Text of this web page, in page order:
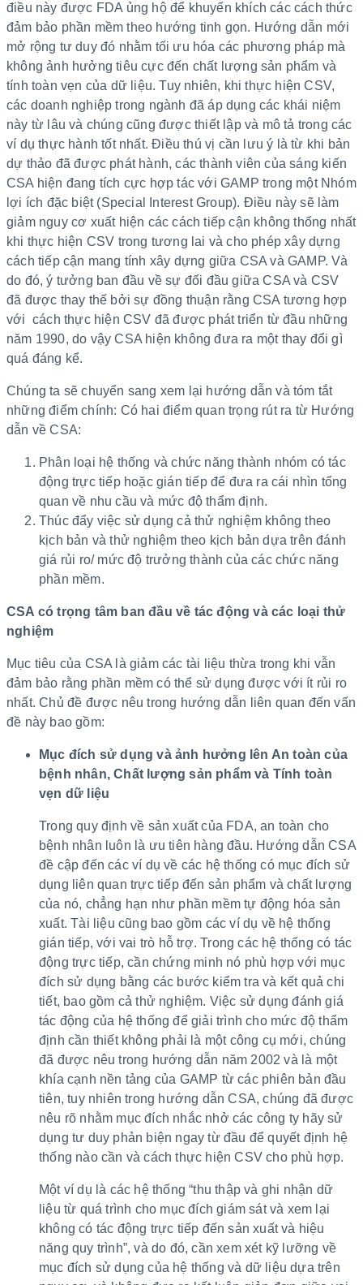
điều này được FDA ủng hộ để khuyến khích các cách thức
đảm bảo phần mềm theo hướng tinh gọn. Hướng dẫn mới
mở rộng tư duy đó nhằm tối ưu hóa các phương pháp mà
không ảnh hưởng tiêu cực đến chất lượng sản phẩm và
tính toàn vẹn của dữ liệu. Tuy nhiên, khi thực hiện CSV,
các doanh nghiệp trong ngành đã áp dụng các khái niệm
này từ lâu và chúng cũng được thiết lập và mô tả trong các
ví dụ thực hành tốt nhất. Điều thú vị cần lưu ý là từ khi bản
dự thảo đã được phát hành, các thành viên của sáng kiến
CSA hiện đang tích cực hợp tác với GAMP trong một Nhóm
lợi ích đặc biệt (Special Interest Group). Điều này sẽ làm
giảm nguy cơ xuất hiện các cách tiếp cận không thống nhất
khi thực hiện CSV trong tương lai và cho phép xây dựng
cách tiếp cận mang tính xây dựng giữa CSA và GAMP. Và
do đó, ý tưởng ban đầu về sự đối đầu giữa CSA và CSV
đã được thay thế bởi sự đồng thuận rằng CSA tương hợp
với cách thực hiện CSV đã được phát triển từ đầu những
năm 1990, do vậy CSA hiện không đưa ra một thay đổi gì
quá đáng kể.
Chúng ta sẽ chuyển sang xem lại hướng dẫn và tóm tắt
những điểm chính: Có hai điểm quan trọng rút ra từ Hướng
dẫn về CSA:
Phân loại hệ thống và chức năng thành nhóm có tác
động trực tiếp hoặc gián tiếp để đưa ra cái nhìn tổng
quan về nhu cầu và mức độ thẩm định.
Thúc đẩy việc sử dụng cả thử nghiệm không theo
kịch bản và thử nghiệm theo kịch bản dựa trên đánh
giá rủi ro/ mức độ trưởng thành của các chức năng
phần mềm.
CSA có trọng tâm ban đầu về tác động và các loại thử
nghiệm
Mục tiêu của CSA là giảm các tài liệu thừa trong khi vẫn
đảm bảo rằng phần mềm có thể sử dụng được với ít rủi ro
nhất. Chủ đề được nêu trong hướng dẫn liên quan đến vấn
đề này bao gồm:
Mục đích sử dụng và ảnh hưởng lên An toàn của
bệnh nhân, Chất lượng sản phẩm và Tính toàn
vẹn dữ liệu
Trong quy định về sản xuất của FDA, an toàn cho
bệnh nhân luôn là ưu tiên hàng đầu. Hướng dẫn CSA
đề cập đến các ví dụ về các hệ thống có mục đích sử
dụng liên quan trực tiếp đến sản phẩm và chất lượng
của nó, chẳng hạn như phần mềm tự động hóa sản
xuất. Tài liệu cũng bao gồm các ví dụ về hệ thống
gián tiếp, với vai trò hỗ trợ. Trong các hệ thống có tác
động trực tiếp, cần chứng minh nó phù hợp với mục
đích sử dụng bằng các bước kiểm tra và kết quả chi
tiết, bao gồm cả thử nghiệm. Việc sử dụng đánh giá
tác động của hệ thống để giải trình cho mức độ thẩm
định cần thiết không phải là một công cụ mới, chúng
đã được nêu trong hướng dẫn năm 2002 và là một
khía cạnh nền tảng của GAMP từ các phiên bản đầu
tiên, tuy nhiên trong hướng dẫn CSA, chúng đã được
nêu rõ nhằm mục đích nhắc nhở các công ty hãy sử
dụng tư duy phản biện ngay từ đầu để quyết định hệ
thống nào cần và cách thực hiện CSV cho phù hợp.
Một ví dụ là các hệ thống “thu thập và ghi nhận dữ
liệu từ quá trình cho mục đích giám sát và xem lại
không có tác động trực tiếp đến sản xuất và hiệu
năng quy trình”, và do đó, cần xem xét kỹ lưỡng về
mục đích sử dụng của hệ thống và dữ liệu dựa trên